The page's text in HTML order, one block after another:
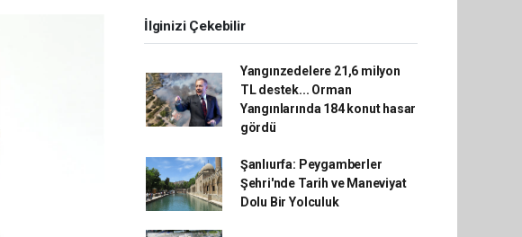
İlginizi Çekebilir
Yangınzedelere 21,6 milyon
TL destek... Orman
Yangınlarında 184 konut hasar
gördü
Şanlıurfa: Peygamberler
Şehri'nde Tarih ve Maneviyat
Dolu Bir Yolculuk